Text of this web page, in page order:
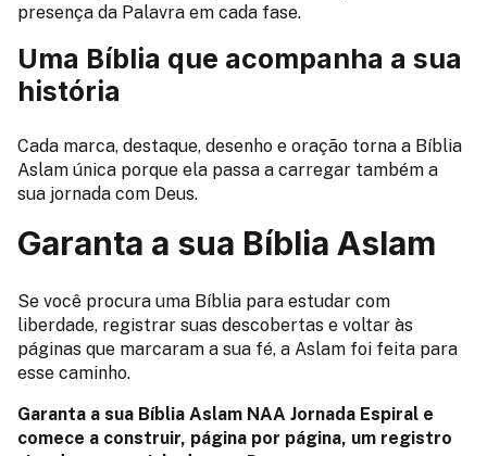
presença da Palavra em cada fase.
Uma Bíblia que acompanha a sua
história
Cada marca, destaque, desenho e oração torna a Bíblia
Aslam única porque ela passa a carregar também a
sua jornada com Deus.
Garanta a sua Bíblia Aslam
Se você procura uma Bíblia para estudar com
liberdade, registrar suas descobertas e voltar às
páginas que marcaram a sua fé, a Aslam foi feita para
esse caminho.
Garanta a sua Bíblia Aslam NAA Jornada Espiral e
comece a construir, página por página, um registro